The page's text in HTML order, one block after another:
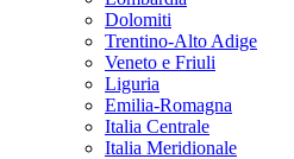
Dolomiti
Trentino-Alto Adige
Veneto e Friuli
Liguria
Emilia-Romagna
Italia Centrale
Italia Meridionale